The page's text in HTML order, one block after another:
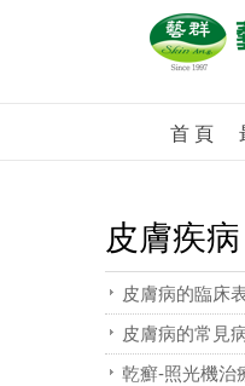
首 頁
皮膚疾病
皮膚病的臨床
皮膚病的常見
乾癬-照光機治